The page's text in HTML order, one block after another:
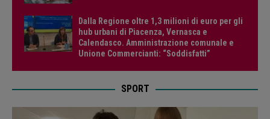
Dalla Regione oltre 1,3 milioni di euro per gli
hub urbani di Piacenza, Vernasca e
Calendasco. Amministrazione comunale e
Unione Commercianti: “Soddisfatti”
SPORT